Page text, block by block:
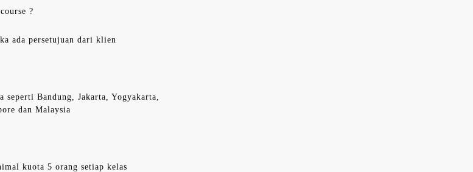
?
ada persetujuan dari klien
seperti Bandung, Jakarta, Yogyakarta,
dan Malaysia
kuota 5 orang setiap kelas